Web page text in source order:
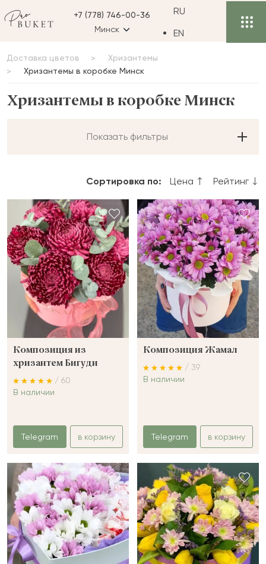
+7 (778) 746-00-36
Минск
RU
EN
Доставка цветов
Хризантемы
Хризантемы в коробке Минск
Хризантемы в коробке Минск
Показать фильтры
Сортировка по: Цена Рейтинг
Композиция из
хризантем Бигуди
/ 60
В наличии
Telegram в корзину
Композиция Жамал
/ 39
В наличии
Telegram в корзину